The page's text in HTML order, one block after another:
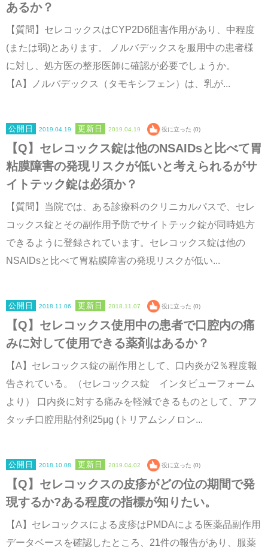
あるか？
【質問】セレコックスはCYP2D6阻害作用があり、中程度
(または弱)とあります。 ノルバデックスを服用中の患者様
に対し、処方医の整形医師に確認が必要でしょうか。
【A】ノルバデックス（タモキシフェン）は、乳が...
2019.04.19 2019.04.19 役に立った (0)
【Q】セレコックス錠は他のNSAIDsと比べて胃
粘膜障害の発現リスクが低いと考えられるがサ
イトテック錠は必須か？
【質問】当院では、ある診療科のクリニカルパスで、セレ
コックス錠とその副作用予防でサイトテック錠が同時処方
できるように登録されています。セレコックス錠は他の
NSAIDsと比べて胃粘膜障害の発現リスクが低い...
2018.11.06 2018.11.07 役に立った (0)
【Q】セレコックス使用中の患者で口腔内の痛
みに対して使用できる薬剤はあるか？
【A】セレコックス錠の副作用として、口内炎が2％程度報
告されている。（セレコックス錠 インタビューフォーム
より） 口内炎に対する痛みを軽減できるものとして、アフ
タッチ口腔用貼付剤25μg (トリアムシノロン...
2018.10.08 2019.04.02 役に立った (0)
【Q】セレコックスの皮疹がどの位の期間で発
現するか?ある程度の指標が知りたい。
【A】セレコックスによる皮疹はPMDAによる医薬品副作用
データベースを確認したところ、21件の報告があり、服薬